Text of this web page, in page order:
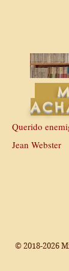
Querido
Jean Webster
© 2018-2026